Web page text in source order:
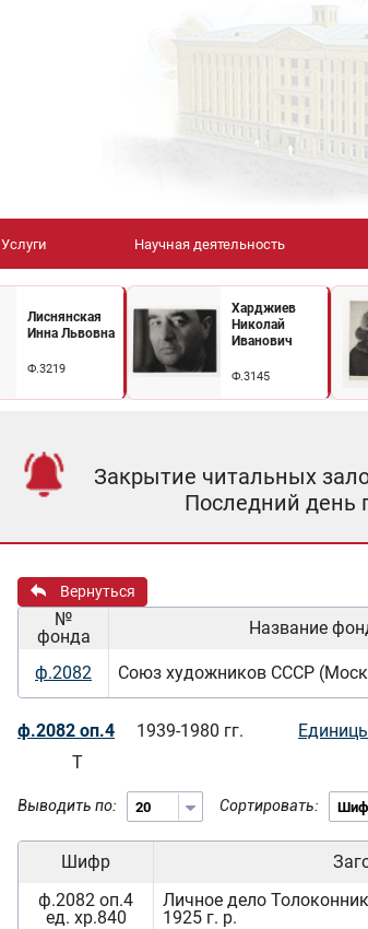
Услуги Научная деятельность
Лиснянская
Инна Львовна
Ф.3219
Харджиев
Николай
Иванович
Ф.3145
Закрытие читальных
Последний день
Вернуться
№
фонда
Название
ф.2082
Союз художников СССР
ф.2082 оп.4 1939-1980 гг.
Т
Выводить по: Сортировать:
Шифр
ф.2082 оп.4
ед. хр.840
Личное дело
1925 г. р.